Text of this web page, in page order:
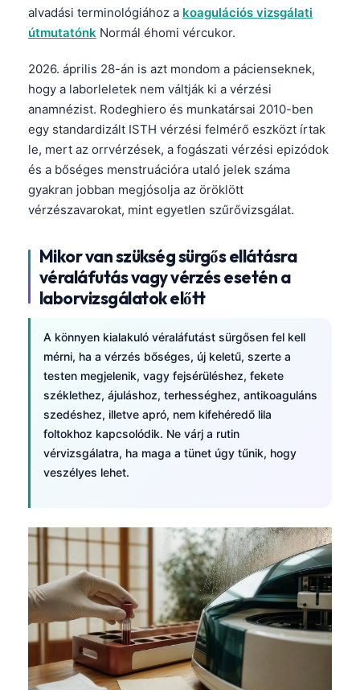
alvadási terminológiához a koagulációs vizsgálati
útmutatónk Normál éhomi vércukor.
2026. április 28-án is azt mondom a pácienseknek,
hogy a laborleletek nem váltják ki a vérzési
anamnézist. Rodeghiero és munkatársai 2010-ben
egy standardizált ISTH vérzési felmérő eszközt írtak
le, mert az orrvérzések, a fogászati vérzési epizódok
és a bőséges menstruációra utaló jelek száma
gyakran jobban megjósolja az öröklött
vérzészavarokat, mint egyetlen szűrővizsgálat.
Mikor van szükség sürgős ellátásra
véraláfutás vagy vérzés esetén a
laborvizsgálatok előtt
A könnyen kialakuló véraláfutást sürgősen fel kell
mérni, ha a vérzés bőséges, új keletű, szerte a
testen megjelenik, vagy fejsérüléshez, fekete
széklethez, ájuláshoz, terhességhez, antikoaguláns
szedéshez, illetve apró, nem kifehéredő lila
foltokhoz kapcsolódik. Ne várj a rutin
vérvizsgálatra, ha maga a tünet úgy tűnik, hogy
veszélyes lehet.